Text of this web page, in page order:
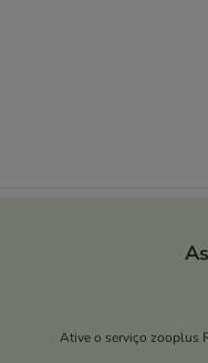
Ative o serviço zooplus